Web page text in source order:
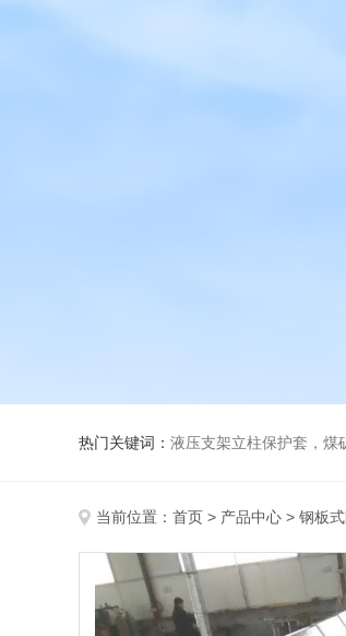
热门关键词： 液压支架立柱保护套，煤
当前位置： 首页 > 产品中心 > 钢板